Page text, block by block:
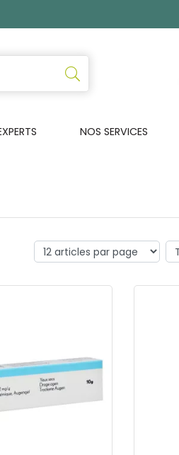
NOS SERVICES